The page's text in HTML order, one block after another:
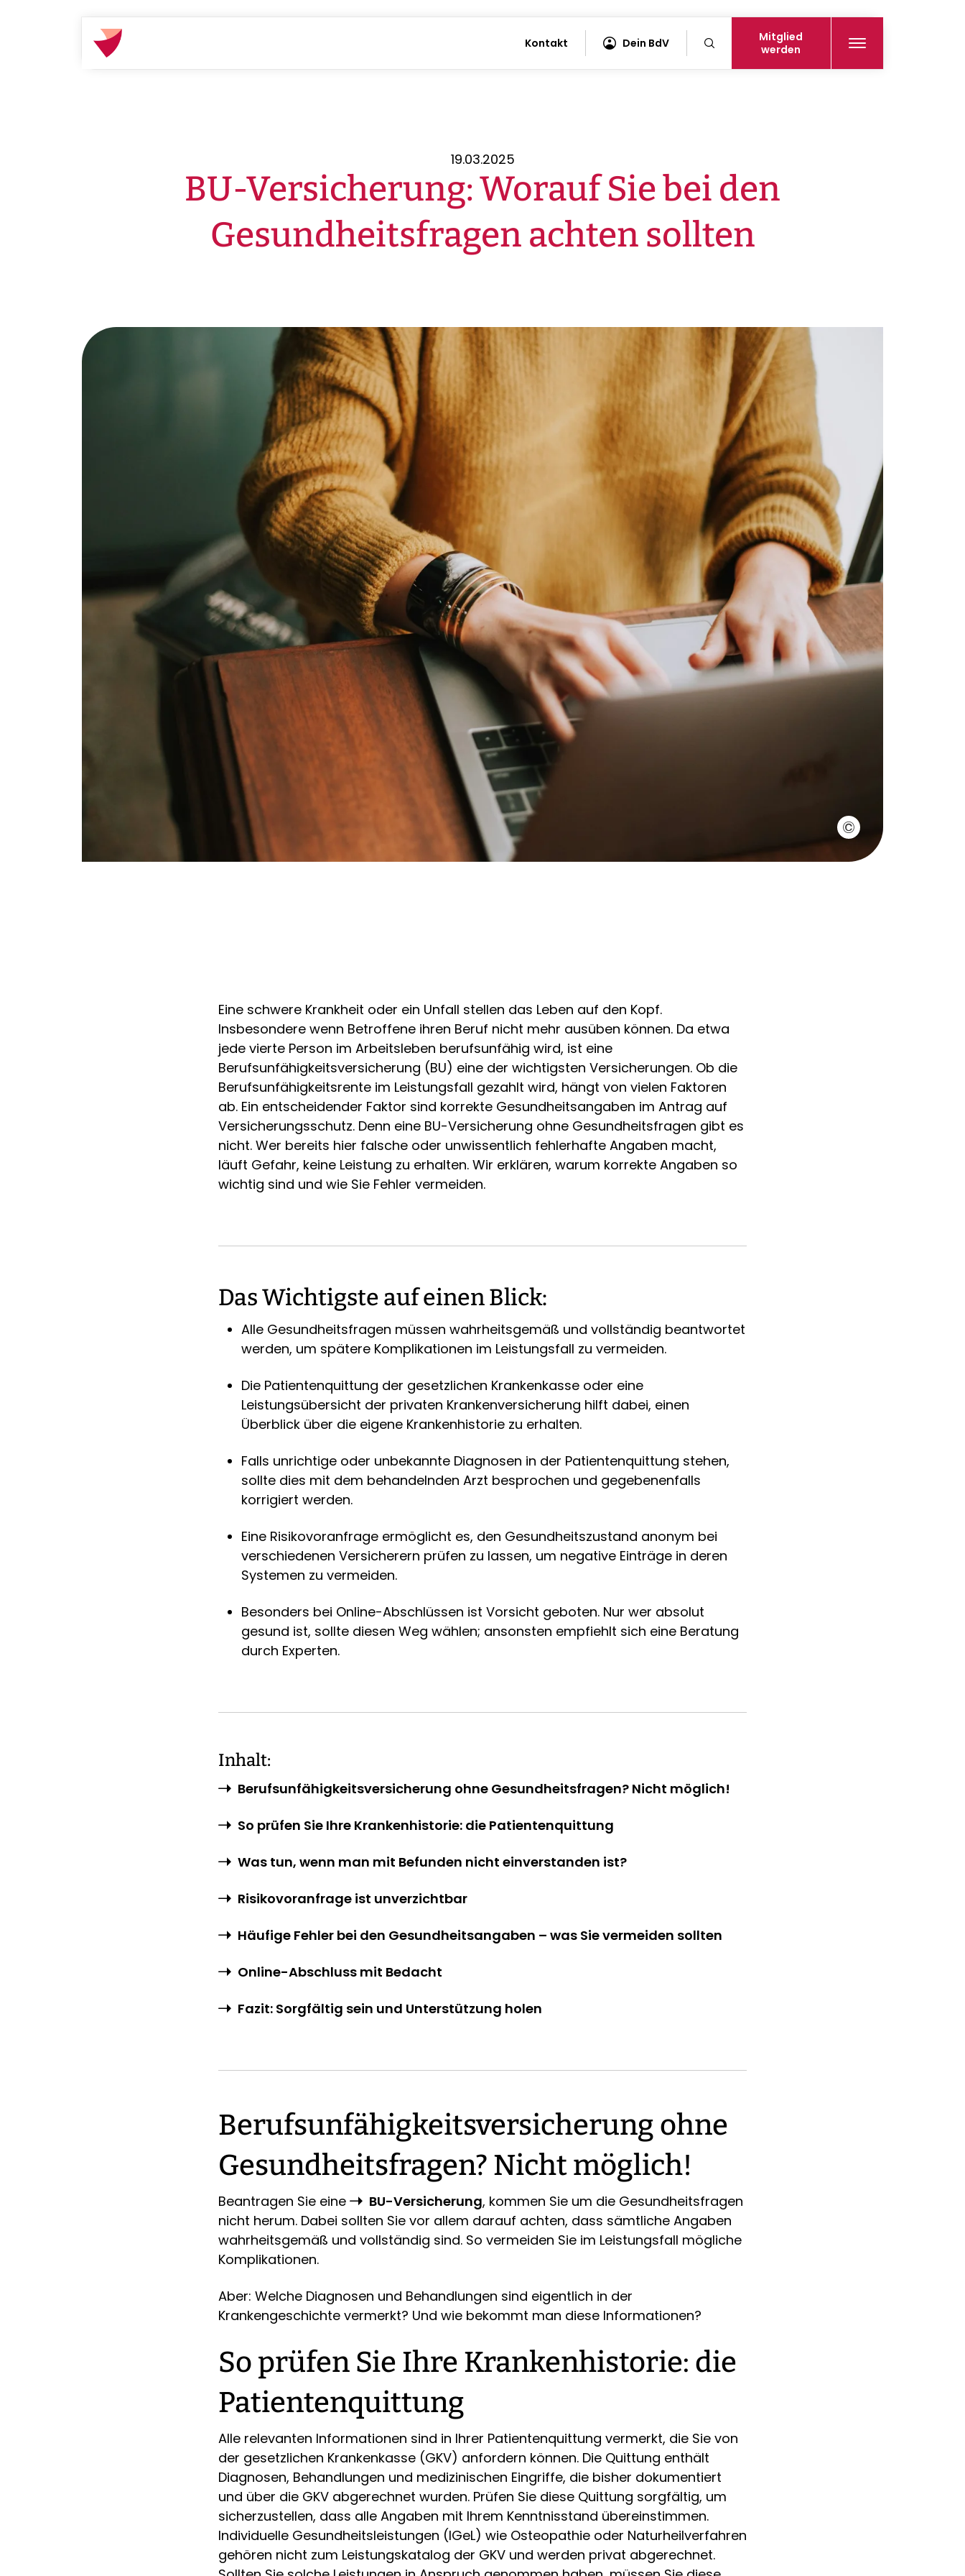
Kontakt Dein BdV
Mitglied
werden
Startseite
19.03.2025
BU-Versicherung: Worauf Sie bei den
Gesundheitsfragen achten sollten
Eine schwere Krankheit oder ein Unfall stellen das Leben auf den Kopf.
Insbesondere wenn Betroffene ihren Beruf nicht mehr ausüben können. Da etwa
jede vierte Person im Arbeitsleben berufsunfähig wird, ist eine
Berufsunfähigkeitsversicherung (BU) eine der wichtigsten Versicherungen. Ob die
Berufsunfähigkeitsrente im Leistungsfall gezahlt wird, hängt von vielen Faktoren
ab. Ein entscheidender Faktor sind korrekte Gesundheitsangaben im Antrag auf
Versicherungsschutz. Denn eine BU-Versicherung ohne Gesundheitsfragen gibt es
nicht. Wer bereits hier falsche oder unwissentlich fehlerhafte Angaben macht,
läuft Gefahr, keine Leistung zu erhalten. Wir erklären, warum korrekte Angaben so
wichtig sind und wie Sie Fehler vermeiden.
Das Wichtigste auf einen Blick:
Alle Gesundheitsfragen müssen wahrheitsgemäß und vollständig beantwortet
werden, um spätere Komplikationen im Leistungsfall zu vermeiden.
Die Patientenquittung der gesetzlichen Krankenkasse oder eine
Leistungsübersicht der privaten Krankenversicherung hilft dabei, einen
Überblick über die eigene Krankenhistorie zu erhalten.
Falls unrichtige oder unbekannte Diagnosen in der Patientenquittung stehen,
sollte dies mit dem behandelnden Arzt besprochen und gegebenenfalls
korrigiert werden.
Eine Risikovoranfrage ermöglicht es, den Gesundheitszustand anonym bei
verschiedenen Versicherern prüfen zu lassen, um negative Einträge in deren
Systemen zu vermeiden.
Besonders bei Online-Abschlüssen ist Vorsicht geboten. Nur wer absolut
gesund ist, sollte diesen Weg wählen; ansonsten empfiehlt sich eine Beratung
durch Experten.
Inhalt:
Berufsunfähigkeitsversicherung ohne Gesundheitsfragen? Nicht möglich!
So prüfen Sie Ihre Krankenhistorie: die Patientenquittung
Was tun, wenn man mit Befunden nicht einverstanden ist?
Risikovoranfrage ist unverzichtbar
Häufige Fehler bei den Gesundheitsangaben – was Sie vermeiden sollten
Online-Abschluss mit Bedacht
Fazit: Sorgfältig sein und Unterstützung holen
Berufsunfähigkeitsversicherung ohne
Gesundheitsfragen? Nicht möglich!
Beantragen Sie eine BU-Versicherung, kommen Sie um die Gesundheitsfragen
nicht herum. Dabei sollten Sie vor allem darauf achten, dass sämtliche Angaben
wahrheitsgemäß und vollständig sind. So vermeiden Sie im Leistungsfall mögliche
Komplikationen.
Aber: Welche Diagnosen und Behandlungen sind eigentlich in der
Krankengeschichte vermerkt? Und wie bekommt man diese Informationen?
So prüfen Sie Ihre Krankenhistorie: die
Patientenquittung
Alle relevanten Informationen sind in Ihrer Patientenquittung vermerkt, die Sie von
der gesetzlichen Krankenkasse (GKV) anfordern können. Die Quittung enthält
Diagnosen, Behandlungen und medizinischen Eingriffe, die bisher dokumentiert
und über die GKV abgerechnet wurden. Prüfen Sie diese Quittung sorgfältig, um
sicherzustellen, dass alle Angaben mit Ihrem Kenntnisstand übereinstimmen.
Individuelle Gesundheitsleistungen (IGeL) wie Osteopathie oder Naturheilverfahren
gehören nicht zum Leistungskatalog der GKV und werden privat abgerechnet.